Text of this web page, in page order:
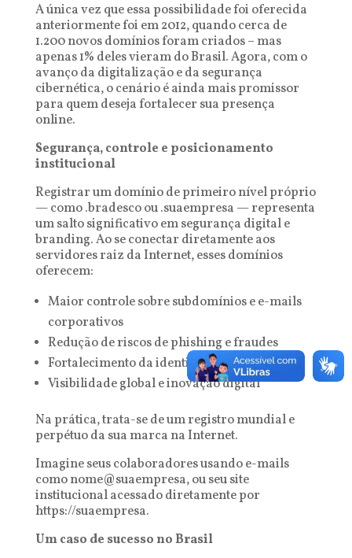
A única vez que essa possibilidade foi oferecida
anteriormente foi em 2012, quando cerca de
1.200 novos domínios foram criados – mas
apenas 1% deles vieram do Brasil. Agora, com o
avanço da digitalização e da segurança
cibernética, o cenário é ainda mais promissor
para quem deseja fortalecer sua presença
online.
Segurança, controle e posicionamento
institucional
Registrar um domínio de primeiro nível próprio
— como .bradesco ou .suaempresa — representa
um salto significativo em segurança digital e
branding. Ao se conectar diretamente aos
servidores raiz da Internet, esses domínios
oferecem:
Maior controle sobre subdomínios e e-mails
corporativos
Redução de riscos de phishing e fraudes
Fortalecimento da identidade institucional
Visibilidade global e inovação digital
Na prática, trata-se de um registro mundial e
perpétuo da sua marca na Internet.
Imagine seus colaboradores usando e-mails
como nome@suaempresa, ou seu site
institucional acessado diretamente por
https://suaempresa.
Um caso de sucesso no Brasil